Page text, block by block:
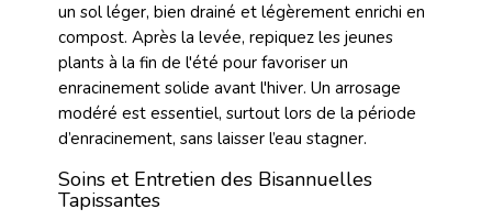
un sol léger, bien drainé et légèrement enrichi en
compost. Après la levée, repiquez les jeunes
plants à la fin de l'été pour favoriser un
enracinement solide avant l'hiver. Un arrosage
modéré est essentiel, surtout lors de la période
d’enracinement, sans laisser l’eau stagner.
Soins et Entretien des Bisannuelles
Tapissantes